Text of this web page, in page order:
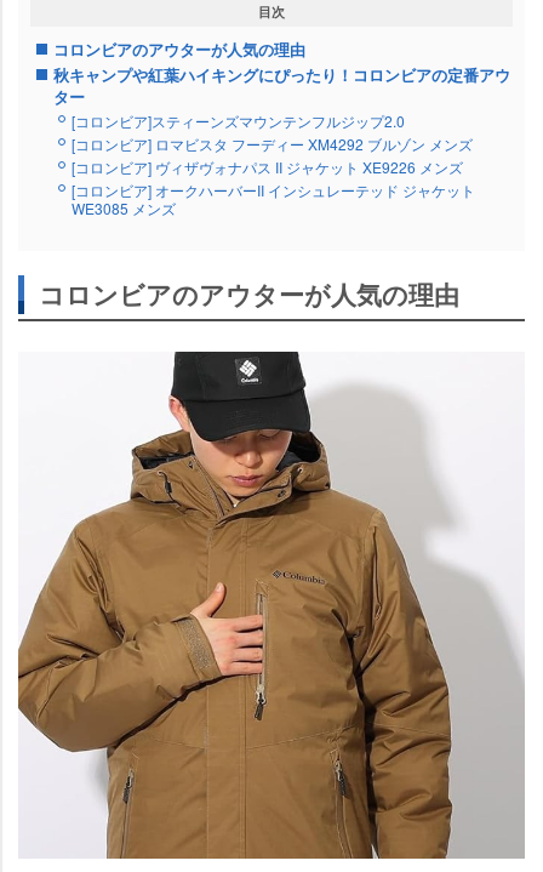
目次
コロンビアのアウターが人気の理由
秋キャンプや紅葉ハイキングにぴったり！コロンビアの定番アウ
ター
[コロンビア]スティーンズマウンテンフルジップ2.0
[コロンビア] ロマビスタ フーディー XM4292 ブルゾン メンズ
[コロンビア] ヴィザヴォナパス II ジャケット XE9226 メンズ
[コロンビア] オークハーバーII インシュレーテッド ジャケット
WE3085 メンズ
コロンビアのアウターが人気の理由